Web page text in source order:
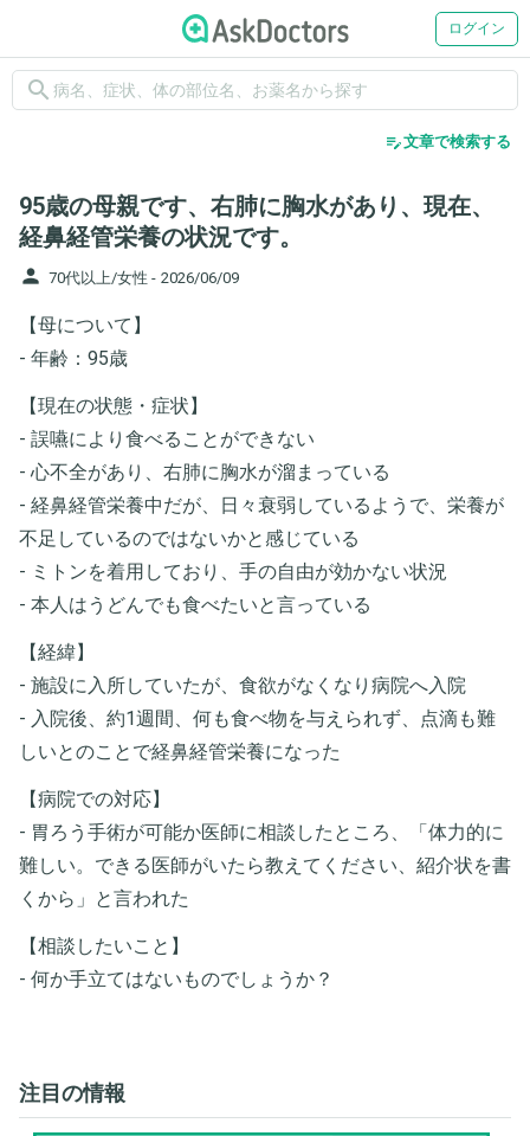
ログイン
search
edit_note文章で検索する
95歳の母親です、右肺に胸水があり、現在、
経鼻経管栄養の状況です。
person 70代以上/女性 - 2026/06/09
【母について】
- 年齢：95歳
【現在の状態・症状】
- 誤嚥により食べることができない
- 心不全があり、右肺に胸水が溜まっている
- 経鼻経管栄養中だが、日々衰弱しているようで、栄養が
不足しているのではないかと感じている
- ミトンを着用しており、手の自由が効かない状況
- 本人はうどんでも食べたいと言っている
【経緯】
- 施設に入所していたが、食欲がなくなり病院へ入院
- 入院後、約1週間、何も食べ物を与えられず、点滴も難
しいとのことで経鼻経管栄養になった
【病院での対応】
- 胃ろう手術が可能か医師に相談したところ、「体力的に
難しい。できる医師がいたら教えてください、紹介状を書
くから」と言われた
【相談したいこと】
- 何か手立てはないものでしょうか？
注目の情報